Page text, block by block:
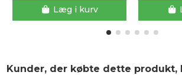
Læg i kurv
Kunder, der købte dette produkt,